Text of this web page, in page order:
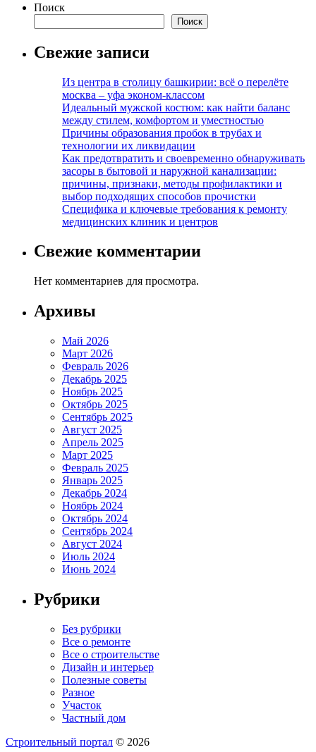
Поиск
Поиск
Свежие записи
Из центра в столицу башкирии: всё о перелёте
москва – уфа эконом-классом
Идеальный мужской костюм: как найти баланс
между стилем, комфортом и уместностью
Причины образования пробок в трубах и
технологии их ликвидации
Как предотвратить и своевременно обнаруживать
засоры в бытовой и наружной канализации:
причины, признаки, методы профилактики и
выбор подходящих способов прочистки
Специфика и ключевые требования к ремонту
медицинских клиник и центров
Свежие комментарии
Нет комментариев для просмотра.
Архивы
Май 2026
Март 2026
Февраль 2026
Декабрь 2025
Ноябрь 2025
Октябрь 2025
Сентябрь 2025
Август 2025
Апрель 2025
Март 2025
Февраль 2025
Январь 2025
Декабрь 2024
Ноябрь 2024
Октябрь 2024
Сентябрь 2024
Август 2024
Июль 2024
Июнь 2024
Рубрики
Без рубрики
Все о ремонте
Все о строительстве
Дизайн и интерьер
Полезные советы
Разное
Участок
Частный дом
Строительный портал © 2026